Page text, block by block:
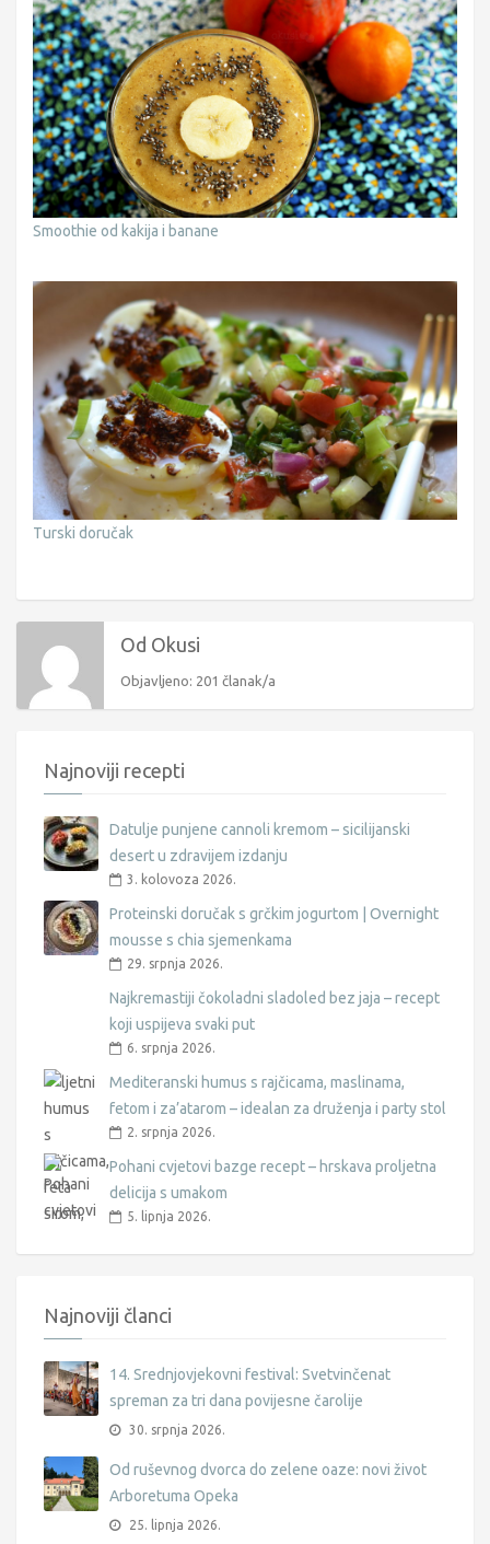
Smoothie od kakija i banane
Turski doručak
Od Okusi
Objavljeno: 201 članak/a
Najnoviji recepti
Datulje punjene cannoli kremom – sicilijanski
desert u zdravijem izdanju
3. kolovoza 2026.
Proteinski doručak s grčkim jogurtom | Overnight
mousse s chia sjemenkama
29. srpnja 2026.
Najkremastiji čokoladni sladoled bez jaja – recept
koji uspijeva svaki put
6. srpnja 2026.
Mediteranski humus s rajčicama, maslinama,
fetom i za’atarom – idealan za druženja i party stol
2. srpnja 2026.
Pohani cvjetovi bazge recept – hrskava proljetna
delicija s umakom
5. lipnja 2026.
Najnoviji članci
14. Srednjovjekovni festival: Svetvinčenat
spreman za tri dana povijesne čarolije
30. srpnja 2026.
Od ruševnog dvorca do zelene oaze: novi život
Arboretuma Opeka
25. lipnja 2026.